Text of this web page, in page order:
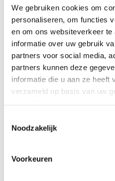
We gebruiken cookies om
personaliseren, om functies
en om ons websiteverkeer
informatie over uw gebruik
partners voor social media,
partners kunnen deze
informatie die u aan ze heeft
verzameld op basis van uw
Noodzakelijk
Voorkeuren
Raadpleeg een deskundige
geval van zwangerschap, lactatie,
01-2016
Reviews
Meer informatie